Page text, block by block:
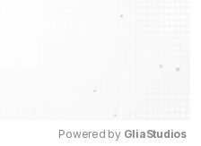
Powered by GliaStudios